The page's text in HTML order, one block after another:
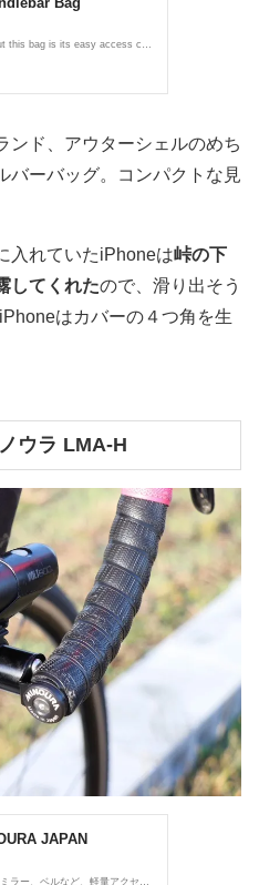
ンド、アウターシェルのめち
バーバッグ。コンパクトな見
入れていたiPhoneは峠の下
してくれたので、滑り出そう
はカバーの４つ角を生
ウラ LMA-H